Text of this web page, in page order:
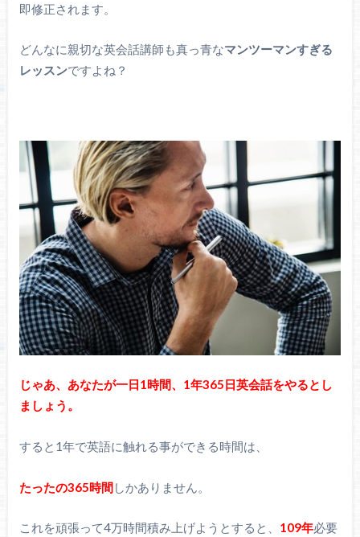
即修正されます。
どんなに親切な英会話講師も真っ青なマンツーマンすぎる
レッスンですよね？
じゃあ、あなたが一日1時間、1年365日英会話をやるとし
ましょう。
すると1年で英語に触れる事ができる時間は、
たったの365時間しかありません。
これを頑張って4万時間積み上げようとすると、 109年必要